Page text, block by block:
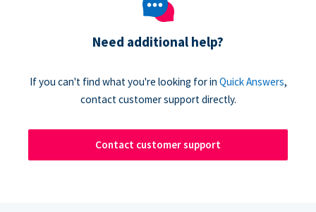
Need additional help?
If you can't find what you're looking for in Quick Answers,
contact customer support directly.
Contact customer support